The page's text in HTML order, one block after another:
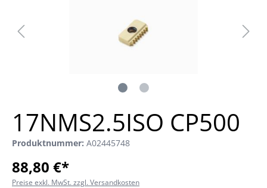
17NMS2.5ISO CP500
Produktnummer: A02445748
88,80 €*
Preise exkl. MwSt. zzgl. Versandkosten